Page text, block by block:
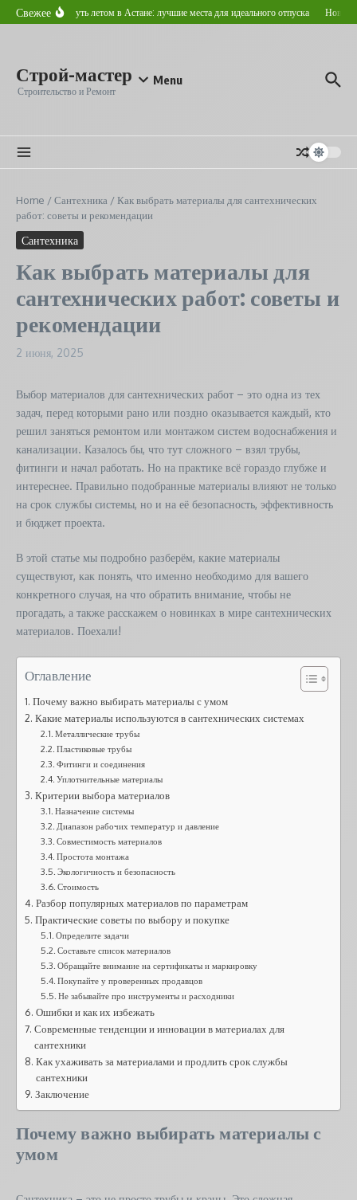
Перейти к содержанию
Свежее
Где отдохнуть летом в Астане: лучшие места для идеального отпуска
Строй-мастер
Строительство и Ремонт
Menu
Home /Сантехника /Как выбрать материалы для сантехнических
работ: советы и рекомендации
Сантехника
Как выбрать материалы для
сантехнических работ: советы и
рекомендации
2 июня, 2025
Выбор материалов для сантехнических работ – это одна из тех
задач, перед которыми рано или поздно оказывается каждый, кто
решил заняться ремонтом или монтажом систем водоснабжения и
канализации. Казалось бы, что тут сложного – взял трубы,
фитинги и начал работать. Но на практике всё гораздо глубже и
интереснее. Правильно подобранные материалы влияют не только
на срок службы системы, но и на её безопасность, эффективность
и бюджет проекта.
В этой статье мы подробно разберём, какие материалы
существуют, как понять, что именно необходимо для вашего
конкретного случая, на что обратить внимание, чтобы не
прогадать, а также расскажем о новинках в мире сантехнических
материалов. Поехали!
Оглавление
Почему важно выбирать материалы с умом
Какие материалы используются в сантехнических системах
Металлические трубы
Пластиковые трубы
Фитинги и соединения
Уплотнительные материалы
Критерии выбора материалов
Назначение системы
Диапазон рабочих температур и давление
Совместимость материалов
Простота монтажа
Экологичность и безопасность
Стоимость
Разбор популярных материалов по параметрам
Практические советы по выбору и покупке
Определите задачи
Составьте список материалов
Обращайте внимание на сертификаты и маркировку
Покупайте у проверенных продавцов
Не забывайте про инструменты и расходники
Ошибки и как их избежать
Современные тенденции и инновации в материалах для
сантехники
Как ухаживать за материалами и продлить срок службы
сантехники
Заключение
Почему важно выбирать материалы с
умом